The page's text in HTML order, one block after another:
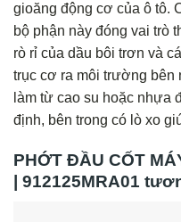
gioăng động cơ của ô tô.
bộ phận này đóng vai trò
rò rỉ của dầu bôi trơn và
trục cơ ra môi trường bên
làm từ cao su hoặc nhựa
định, bên trong có lò xo
PHỚT ĐẦU CỐT
| 912125MRA01